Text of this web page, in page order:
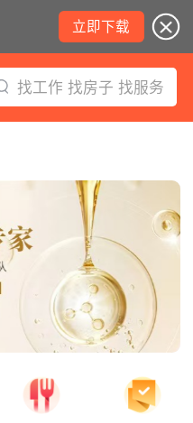
立即下载
找工作 找房子 找服务